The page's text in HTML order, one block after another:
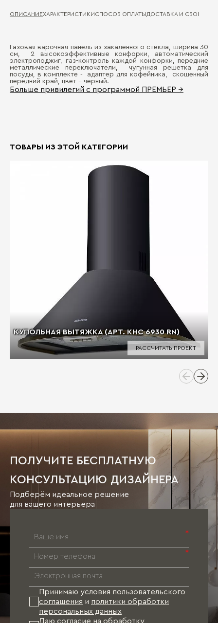
ОПИСАНИЕХАРАКТЕРИСТИКИСПОСОБ ОПЛАТЫДОСТАВКА И СБОРКА
Газовая варочная панель из закаленного стекла, ширина 30
см, 2 высокоэффективные конфорки, автоматический
электроподжиг, газ-контроль каждой конфорки, передние
металлические переключатели, чугунная решетка для
посуды, в комплекте - адаптер для кофейника, скошенный
передний край, цвет - черный.
Больше привилегий с программой ПРЕМЬЕР →
ТОВАРЫ ИЗ ЭТОЙ КАТЕГОРИИ
КУПОЛЬНАЯ ВЫТЯЖКА (АРТ. KHC 6930 RN)
РАССЧИТАТЬ ПРОЕКТ
ПОЛУЧИТЕ БЕСПЛАТНУЮ
КОНСУЛЬТАЦИЮ ДИЗАЙНЕРА
Подберём идеальное решение
для вашего интерьера
*
*
Принимаю условия пользовательского
соглашения и политики обработки
персональных данных
Даю согласие на обработку